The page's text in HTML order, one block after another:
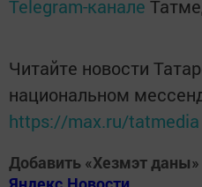
Telegram-канале
Читайте новости
национальном
https://max.ru/tatmedia
Добавить «Хезмэт даны»